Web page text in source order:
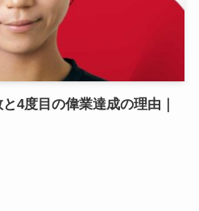
4度目の偉業達成の理由｜